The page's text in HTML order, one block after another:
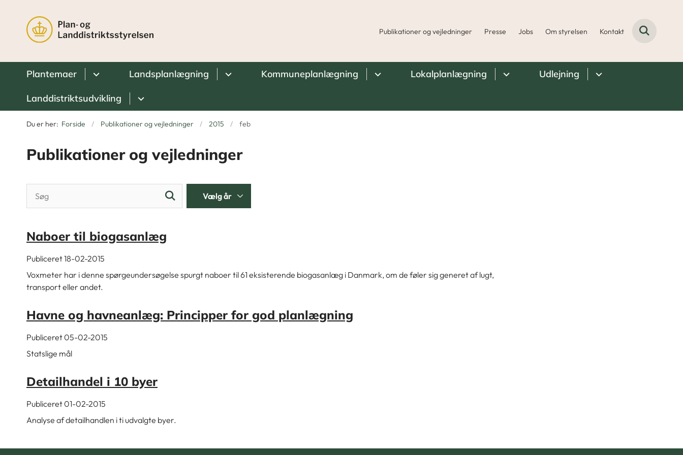
Publikationer og vejledninger Presse Jobs Om styrelsen Kontakt
Plantemaer Landsplanlægning Kommuneplanlægning Lokalplanlægning Udlejning
Landdistriktsudvikling
Du er her: Forside Publikationer og vejledninger 2015 feb
Publikationer og vejledninger
Naboer til biogasanlæg
Publiceret 18-02-2015
Voxmeter har i denne spørgeundersøgelse spurgt naboer til 61 eksisterende biogasanlæg i Danmark, om de føler sig generet af lugt,
transport eller andet.
Havne og havneanlæg: Principper for god planlægning
Publiceret 05-02-2015
Statslige mål
Detailhandel i 10 byer
Publiceret 01-02-2015
Analyse af detailhandlen i ti udvalgte byer.